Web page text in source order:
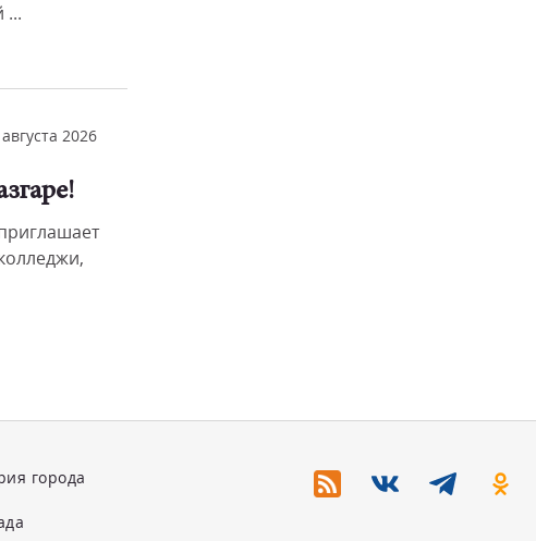
...
2026
города